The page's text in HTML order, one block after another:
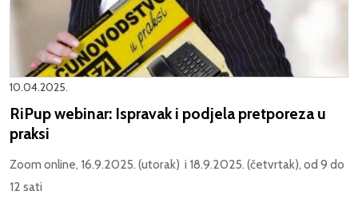
10.04.2025.
RiPup webinar: Ispravak i podjela pretporeza u
praksi
Zoom online, 16.9.2025. (utorak) i 18.9.2025. (četvrtak), od 9 do
12 sati